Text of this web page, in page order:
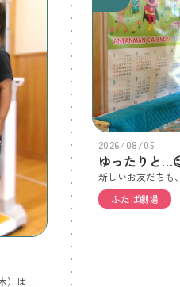
2026/08/05
ゆったりと
ふたば劇場